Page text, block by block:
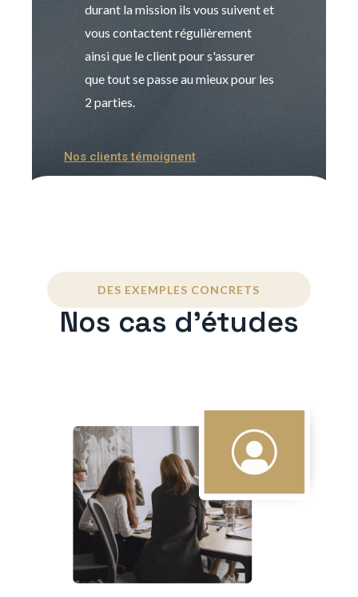
durant la mission ils vous suivent et
vous contactent régulièrement
ainsi que le client pour s'assurer
que tout se passe au mieux pour les
2 parties.
Nos clients témoignent
DES EXEMPLES CONCRETS
Nos cas d'études